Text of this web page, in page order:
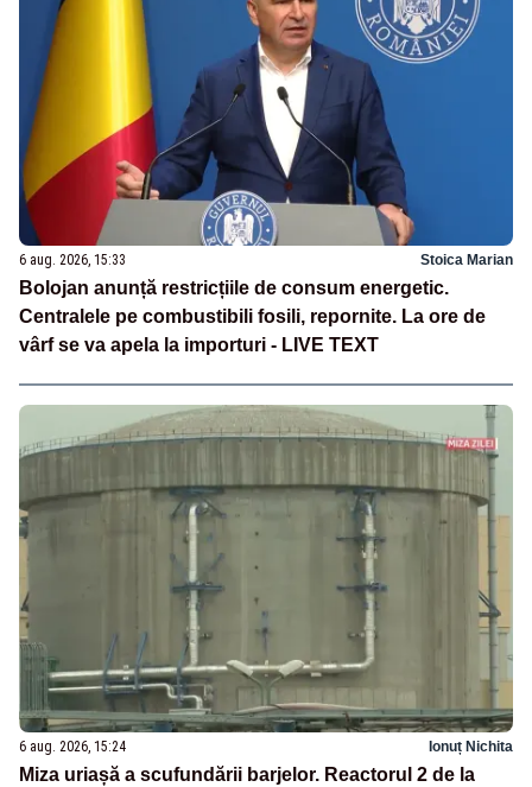
6 aug. 2026, 15:33 Stoica Marian
Bolojan anunță restricțiile de consum energetic.
Centralele pe combustibili fosili, repornite. La ore de
vârf se va apela la importuri - LIVE TEXT
6 aug. 2026, 15:24 Ionuț Nichita
Miza uriașă a scufundării barjelor. Reactorul 2 de la